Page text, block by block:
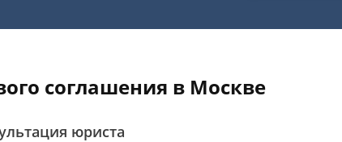
соглашения в Москве
юриста